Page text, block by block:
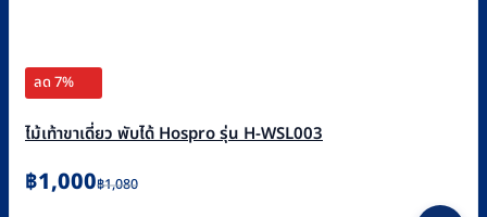
ลด 7%
ไม้เท้าขาเดี่ยว พับได้ Hospro รุ่น H-WSL003
฿1,080
Original
฿1,000
Current